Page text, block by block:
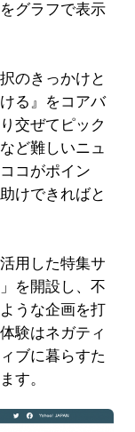
グラフで表示
のきっかけと
る』をコアバ
交ぜてピック
ど難しいニュ
コがポイン
けできればと
用した特集サ
を開設し、不
うな企画を打
験はネガティ
ブに暮らすた
す。